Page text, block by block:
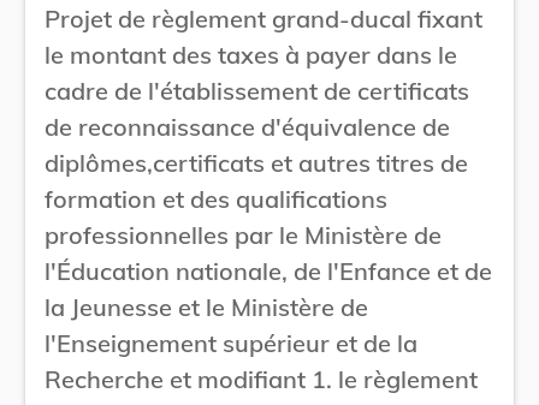
Projet de règlement grand-ducal fixant
le montant des taxes à payer dans le
cadre de l'établissement de certificats
de reconnaissance d'équivalence de
diplômes,certificats et autres titres de
formation et des qualifications
professionnelles par le Ministère de
l'Éducation nationale, de l'Enfance et de
la Jeunesse et le Ministère de
l'Enseignement supérieur et de la
Recherche et modifiant 1. le règlement